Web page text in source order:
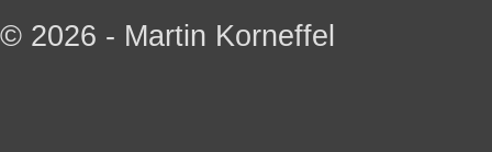
© 2026 - Martin Korneffel